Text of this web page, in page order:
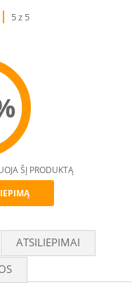
5 z 5
ŠĮ PRODUKTĄ
ATSILIEPIMAI